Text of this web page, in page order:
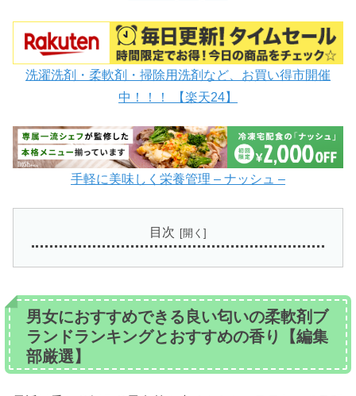
洗濯洗剤・柔軟剤・掃除用洗剤など、お買い得市開催
中！！！ 【楽天24】
手軽に美味しく栄養管理 – ナッシュ –
目次
男女におすすめできる良い匂いの柔軟剤ブ
ランドランキングとおすすめの香り【編集
部厳選】